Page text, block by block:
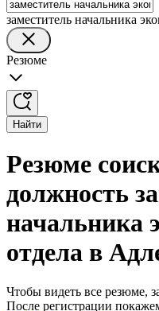
заместитель начальника
Резюме
Найти
Резюме
должность
начальника
отдела в
Чтобы видеть все резюме,
После регистрации